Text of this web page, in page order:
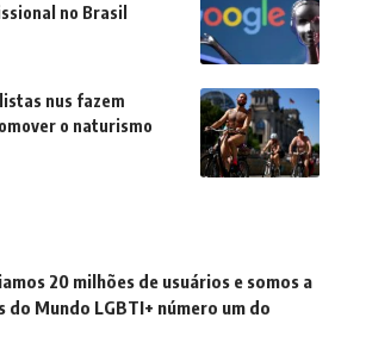
no Brasil
nus fazem
o naturismo
20 milhões de usuários e somos a
do Mundo LGBTI+ número um do